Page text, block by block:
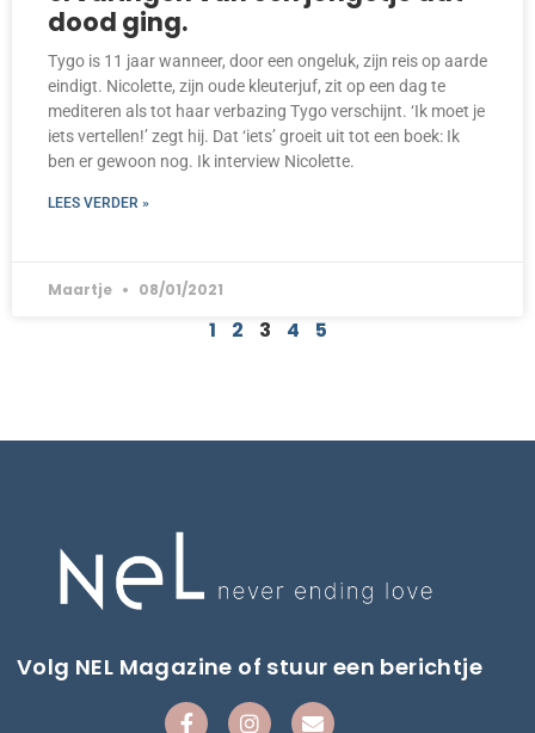
dood ging.
Tygo is 11 jaar wanneer, door een ongeluk, zijn reis op aarde
eindigt. Nicolette, zijn oude kleuterjuf, zit op een dag te
mediteren als tot haar verbazing Tygo verschijnt. ‘Ik moet je
iets vertellen!’ zegt hij. Dat ‘iets’ groeit uit tot een boek: Ik
ben er gewoon nog. Ik interview Nicolette.
LEES VERDER »
Maartje 08/01/2021
1 2 3 4 5
Volg NEL Magazine of stuur een berichtje